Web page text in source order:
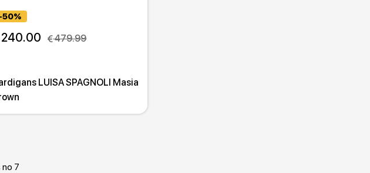
50%
240.00 479.99
LUISA SPAGNOLI Masia
7